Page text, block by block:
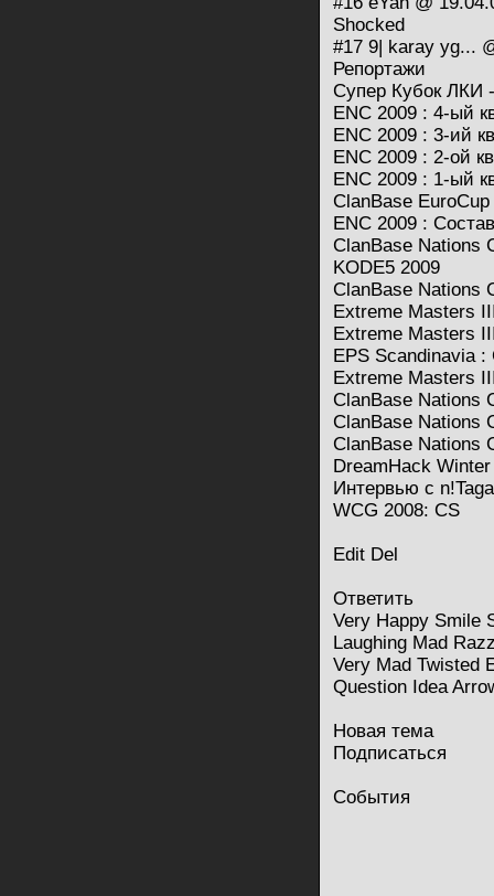
Shocked
#17 9| karay yg...
Репортажи
Супер Кубок ЛКИ
ENC 2009 : 4-ый
ENC 2009 : 3-ий
ENC 2009 : 2-ой
ENC 2009 : 1-ый
ClanBase
ENC 2009 :
ClanBase
KODE5 2009
ClanBase Nations
Extreme Masters
Extreme Masters
EPS Scandinavia :
Extreme Masters
ClanBase Nations
ClanBase Nations
ClanBase Nations
DreamHack
Интервью с
WCG 2008: CS
Edit Del
Ответить
Very Happy Smile
Laughing Mad
Very Mad Twisted
Question Idea
Новая тема
Подписаться
События